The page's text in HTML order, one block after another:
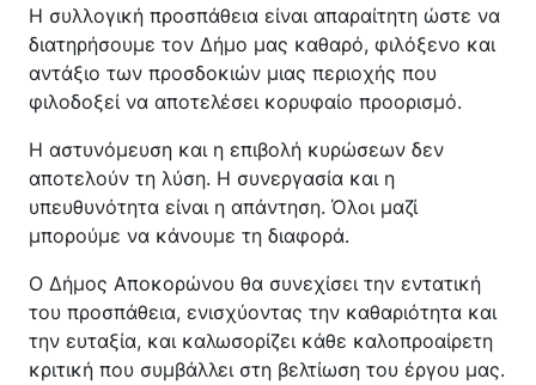
Η συλλογική προσπάθεια είναι απαραίτητη ώστε να
διατηρήσουμε τον Δήμο μας καθαρό, φιλόξενο και
αντάξιο των προσδοκιών μιας περιοχής που
φιλοδοξεί να αποτελέσει κορυφαίο προορισμό.
Η αστυνόμευση και η επιβολή κυρώσεων δεν
αποτελούν τη λύση. Η συνεργασία και η
υπευθυνότητα είναι η απάντηση. Όλοι μαζί
μπορούμε να κάνουμε τη διαφορά.
Ο Δήμος Αποκορώνου θα συνεχίσει την εντατική
του προσπάθεια, ενισχύοντας την καθαριότητα και
την ευταξία, και καλωσορίζει κάθε καλοπροαίρετη
κριτική που συμβάλλει στη βελτίωση του έργου μας.